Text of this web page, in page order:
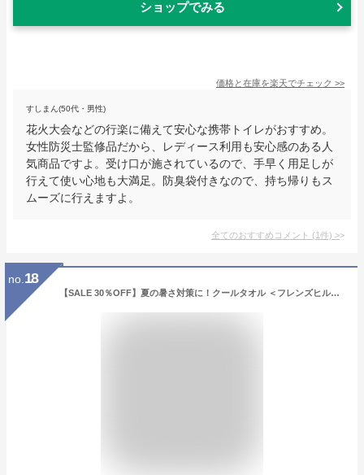
ショップでみる
価格と在庫を楽天でチェック >>
すしまん(50代・男性)
花火大会などの行楽に備えて安心な携帯トイレがおすすめ。
女性防災士監修品だから、レディース利用も安心感のある人
気商品ですよ。受け口が施されているので、手早く用足しが
行えて使い心地も大満足。防臭袋付きなので、持ち帰りもス
ムーズに行えますよ。
全てのおすすめコメント (1件) >
no. 18
【SALE 30％OFF】夏の暑さ対策に！クールタオル ＜フレンズヒル公式＞ 冷却 ひんやり UVカット 紫外線対策 アイスタオル 冷感タオル 首 ケース プレゼント おしゃれ 大人可愛い 花柄 フルーツ 白くま レモン スイカ レディース キッズ 子供 グッズ